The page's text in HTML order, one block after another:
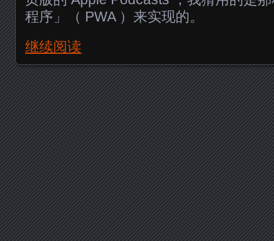
程序」（ PWA ）来实现的。
继续阅读